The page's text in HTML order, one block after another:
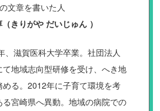
文章を書いた人
きりがや だいじゅん ）
、滋賀医科大学卒業。社団法人
地域志向型研修を受け、へき地
る。2012年に子育て環境を考
る宮崎県へ異動。地域の病院での